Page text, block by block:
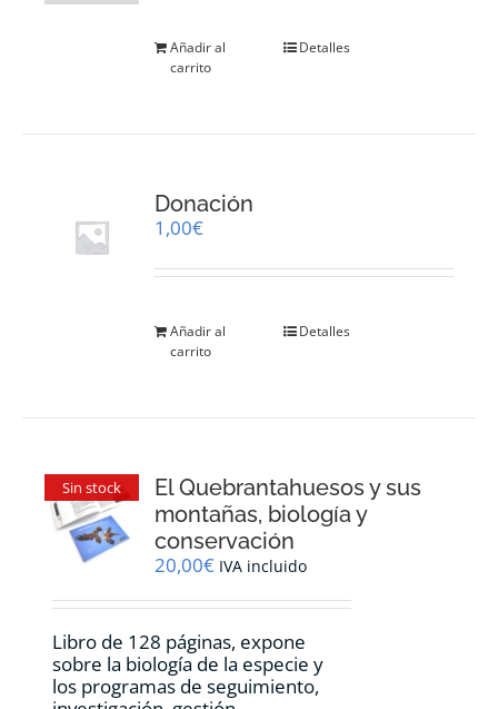
producto
Añadir al
carrito
Detalles
Donación
1,00€
Añadir al
carrito
Detalles
Sin stock
El Quebrantahuesos y sus
montañas, biología y
conservación
20,00€ IVA incluido
Libro de 128 páginas, expone
sobre la biología de la especie y
los programas de seguimiento,